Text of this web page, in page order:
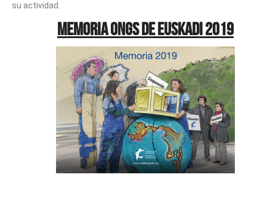
su actividad.
MEMORIA ONGS DE EUSKADI 2019